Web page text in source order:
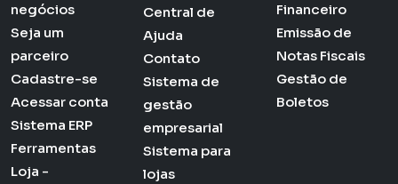
negócios
Seja um
parceiro
Cadastre-se
Acessar conta
Sistema ERP
Ferramentas
Loja -
Central de
Ajuda
Contato
Sistema de
gestão
empresarial
Sistema para
lojas
Financeiro
Emissão de
Notas Fiscais
Gestão de
Boletos